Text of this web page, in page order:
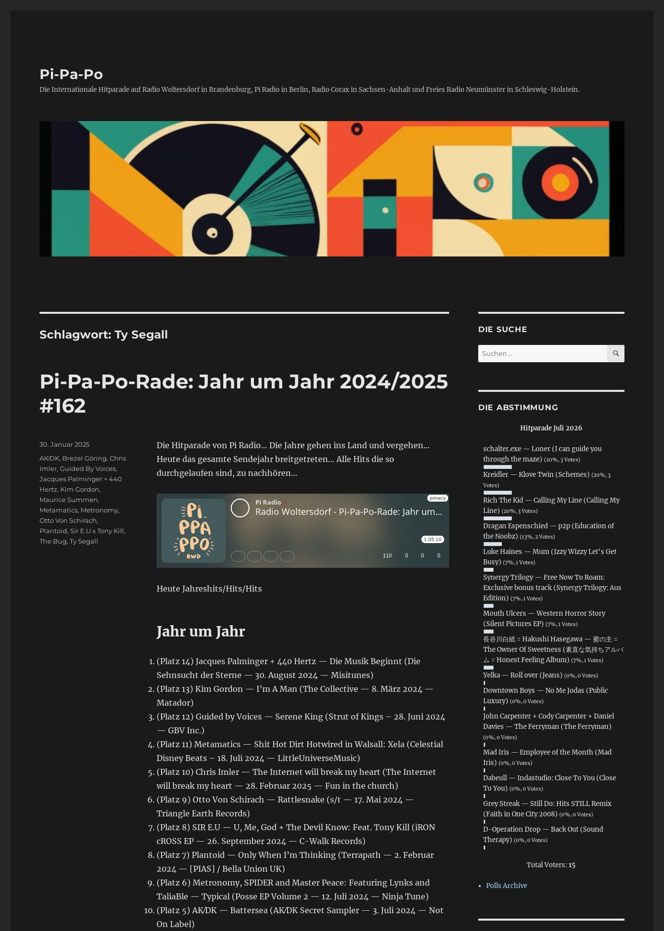
Pi-Pa-Po
Die Internationale Hitparade auf Radio Woltersdorf in Brandenburg, Pi Radio in Berlin, Radio Corax in Sachsen-Anhalt und Freies Radio Neumünster in Schleswig-Holstein.
Schlagwort:Ty Segall
Pi-Pa-Po-Rade: Jahr um Jahr 2024/2025
#162
Die Hitparade von Pi Radio… Die Jahre gehen ins Land und vergehen…
Heute das gesamte Sendejahr breitgetreten… Alle Hits die so
durchgelaufen sind, zu nachhören…
Heute Jahreshits/Hits/Hits
Jahr um Jahr
(Platz 14) Jacques Palminger + 440 Hertz — Die Musik Beginnt (Die
Sehnsucht der Sterne — 30. August 2024 — Misitunes)
(Platz 13) Kim Gordon — I’m A Man (The Collective — 8. März 2024 —
Matador)
(Platz 12) Guided by Voices — Serene King (Strut of Kings – 28. Juni 2024
— GBV Inc.)
(Platz 11) Metamatics — Shit Hot Dirt Hotwired in Walsall: Xela (Celestial
Disney Beats – 18. Juli 2024 — LittleUniverseMusic)
(Platz 10) Chris Imler — The Internet will break my heart (The Internet
will break my heart — 28. Februar 2025 — Fun in the church)
(Platz 9) Otto Von Schirach — Rattlesnake (s/t — 17. Mai 2024 —
Triangle Earth Records)
(Platz 8) SIR E.U — U, Me, God + The Devil Know: Feat. Tony Kill (iRON
cROSS EP — 26. September 2024 — C-Walk Records)
(Platz 7) Plantoid — Only When I’m Thinking (Terrapath — 2. Februar
2024 — [PIAS] / Bella Union UK)
(Platz 6) Metronomy, SPIDER and Master Peace: Featuring Lynks and
TaliaBle — Typical (Posse EP Volume 2 — 12. Juli 2024 — Ninja Tune)
(Platz 5) AK⁄DK — Battersea (AK⁄DK Secret Sampler — 3. Juli 2024 — Not
On Label)
Veröffentlicht
am
30. Januar 2025
Schlagwörter
AK⁄DK, Brezel Göring,Chris
Imler,Guided By Voices,
Jacques Palminger + 440
Hertz, Kim Gordon,
Maurice Summen,
Metamatics, Metronomy,
Otto Von Schirach,
Plantoid,Sir E.U x Tony Kill,
The Bug,Ty Segall
DIE SUCHE
Suchen
nach:
SUCHEN
DIE ABSTIMMUNG
Hitparade Juli 2026
schalter.exe — Loner (I can guide you
through the maze) (20%, 3 Votes)
Kreidler — Klove Twin (Schemes) (20%, 3
Votes)
Rich The Kid — Calling My Line (Calling My
Line) (20%, 3 Votes)
Dragan Espenschied — p2p (Education of
the Noobz) (13%, 2 Votes)
Luke Haines — Mum (Izzy Wizzy Let's Get
Busy) (7%, 1 Votes)
Synergy Trilogy — Free Now To Roam:
Exclusive bonus track (Synergy Trilogy: Aus
Edition) (7%, 1 Votes)
Mouth Ulcers — Western Horror Story
(Silent Pictures EP) (7%, 1 Votes)
長谷川白紙 = Hakushi Hasegawa — 蜜の主 =
The Owner Of Sweetness (素直な気持ちアルバ
ム = Honest Feeling Album) (7%, 1 Votes)
Yelka — Roll over (Jeans) (0%, 0 Votes)
Downtown Boys — No Me Jodas (Public
Luxury) (0%, 0 Votes)
John Carpenter + Cody Carpenter + Daniel
Davies — The Ferryman (The Ferryman)
(0%, 0 Votes)
Mad Iris — Employee of the Month (Mad
Iris) (0%, 0 Votes)
Dabeull — Indastudio: Close To You (Close
To You) (0%, 0 Votes)
Grey Streak — Still Do: Hits STILL Remix
(Faith in One City 2008) (0%, 0 Votes)
D-Operation Drop — Back Out (Sound
Therapy) (0%, 0 Votes)
Total Voters:15
Polls Archive